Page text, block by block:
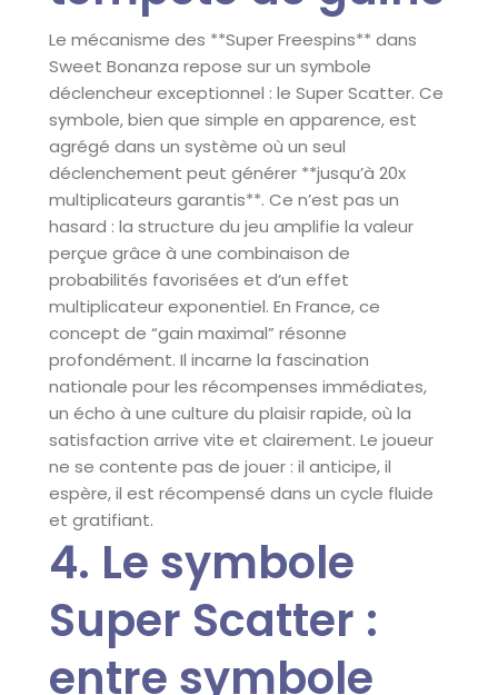
Le mécanisme des **Super Freespins** dans
Sweet Bonanza repose sur un symbole
déclencheur exceptionnel : le Super Scatter. Ce
symbole, bien que simple en apparence, est
agrégé dans un système où un seul
déclenchement peut générer **jusqu’à 20x
multiplicateurs garantis**. Ce n’est pas un
hasard : la structure du jeu amplifie la valeur
perçue grâce à une combinaison de
probabilités favorisées et d’un effet
multiplicateur exponentiel. En France, ce
concept de “gain maximal” résonne
profondément. Il incarne la fascination
nationale pour les récompenses immédiates,
un écho à une culture du plaisir rapide, où la
satisfaction arrive vite et clairement. Le joueur
ne se contente pas de jouer : il anticipe, il
espère, il est récompensé dans un cycle fluide
et gratifiant.
4. Le symbole
Super Scatter :
entre symbole